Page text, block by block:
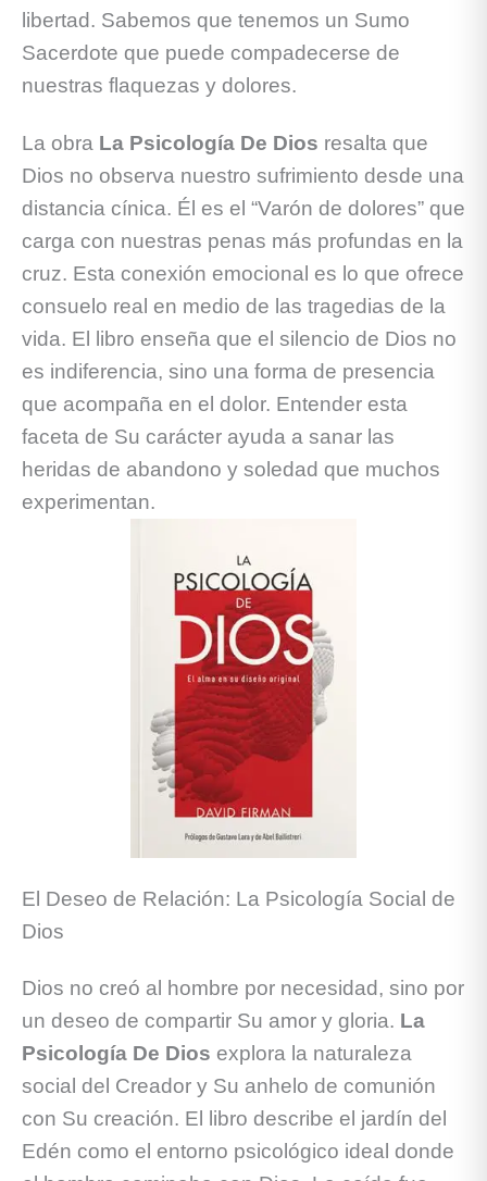
libertad. Sabemos que tenemos un Sumo
Sacerdote que puede compadecerse de
nuestras flaquezas y dolores.
La obra La Psicología De Dios resalta que
Dios no observa nuestro sufrimiento desde una
distancia cínica. Él es el “Varón de dolores” que
carga con nuestras penas más profundas en la
cruz. Esta conexión emocional es lo que ofrece
consuelo real en medio de las tragedias de la
vida. El libro enseña que el silencio de Dios no
es indiferencia, sino una forma de presencia
que acompaña en el dolor. Entender esta
faceta de Su carácter ayuda a sanar las
heridas de abandono y soledad que muchos
experimentan.
El Deseo de Relación: La Psicología Social de
Dios
Dios no creó al hombre por necesidad, sino por
un deseo de compartir Su amor y gloria. La
Psicología De Dios explora la naturaleza
social del Creador y Su anhelo de comunión
con Su creación. El libro describe el jardín del
Edén como el entorno psicológico ideal donde